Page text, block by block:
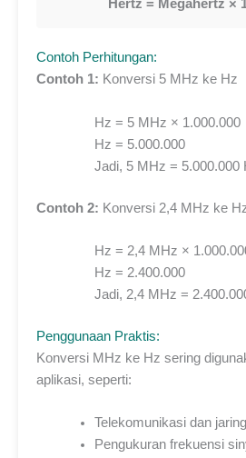
Hertz = Megahertz ×
Contoh Perhitungan:
Contoh 1: Konversi 5 MHz ke Hz
Hz = 5 MHz × 1.000.000
Hz = 5.000.000
Jadi, 5 MHz = 5.000.000
Contoh 2: Konversi 2,4 MHz ke
Hz = 2,4 MHz ×
Hz = 2.400.000
Jadi, 2,4 MHz =
Penggunaan Praktis:
Konversi MHz ke Hz sering
aplikasi, seperti:
Telekomunikasi dan
Pengukuran frekuensi